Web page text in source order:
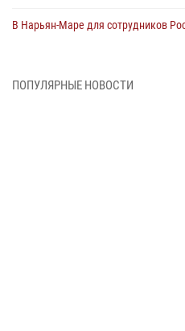
В Нарьян-Маре для сотрудников
ПОПУЛЯРНЫЕ НОВОСТИ